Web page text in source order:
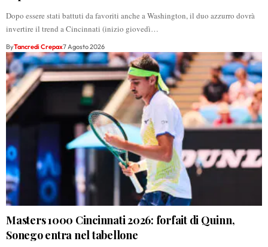
Dopo essere stati battuti da favoriti anche a Washington, il duo azzurro dovrà
invertire il trend a Cincinnati (inizio giovedì…
ByTancredi Crepax7 Agosto 2026
Masters 1000 Cincinnati 2026: forfait di Quinn,
Sonego entra nel tabellone